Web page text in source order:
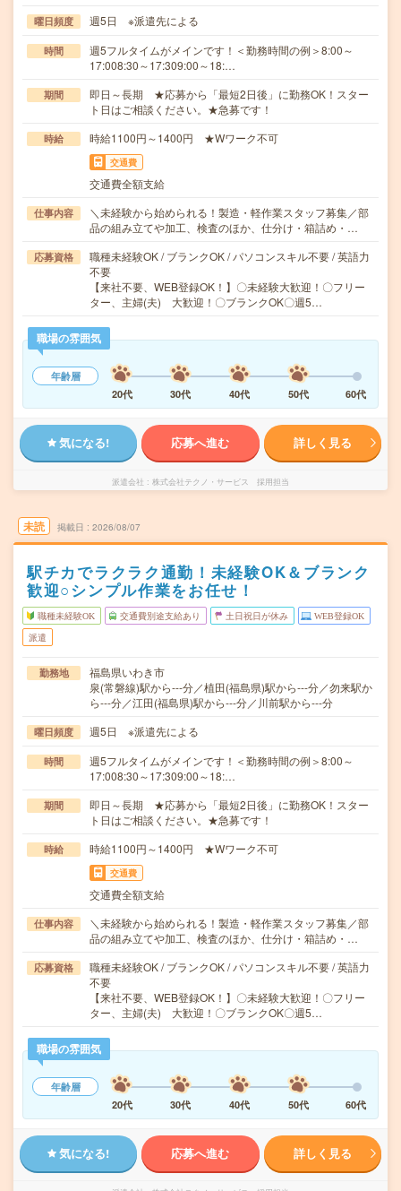
曜日頻度 週5日 ※派遣先による
時間
週5フルタイムがメインです！＜勤務時間の例＞8:00～
17:008:30～17:309:00～18:…
期間
即日～長期 ★応募から「最短2日後」に勤務OK！スター
ト日はご相談ください。★急募です！
時給 時給1100円～1400円 ★Wワーク不可
交通費
交通費全額支給
仕事内容
＼未経験から始められる！製造・軽作業スタッフ募集／部
品の組み立てや加工、検査のほか、仕分け・箱詰め・…
応募資格
職種未経験OK / ブランクOK / パソコンスキル不要 / 英語力
不要
【来社不要、WEB登録OK！】〇未経験大歓迎！〇フリー
ター、主婦(夫) 大歓迎！〇ブランクOK〇週5…
職場の雰囲気
年齢層
20代
30代 40代 50代 60代
気になる! 応募へ進む 詳しく見る
派遣会社 株式会社テクノ・サービス 採用担当
未読 掲載日 2026/08/07
駅チカでラクラク通勤！未経験OK＆ブランク
歓迎○シンプル作業をお任せ！
職種未経験OK 交通費別途支給あり 土日祝日が休み WEB登録OK
派遣
勤務地
福島県いわき市
泉(常磐線)駅から---分／植田(福島県)駅から---分／勿来駅か
ら---分／江田(福島県)駅から---分／川前駅から---分
曜日頻度 週5日 ※派遣先による
時間
週5フルタイムがメインです！＜勤務時間の例＞8:00～
17:008:30～17:309:00～18:…
期間
即日～長期 ★応募から「最短2日後」に勤務OK！スター
ト日はご相談ください。★急募です！
時給 時給1100円～1400円 ★Wワーク不可
交通費
交通費全額支給
仕事内容
＼未経験から始められる！製造・軽作業スタッフ募集／部
品の組み立てや加工、検査のほか、仕分け・箱詰め・…
応募資格
職種未経験OK / ブランクOK / パソコンスキル不要 / 英語力
不要
【来社不要、WEB登録OK！】〇未経験大歓迎！〇フリー
ター、主婦(夫) 大歓迎！〇ブランクOK〇週5…
職場の雰囲気
年齢層
20代
30代 40代 50代 60代
気になる! 応募へ進む 詳しく見る